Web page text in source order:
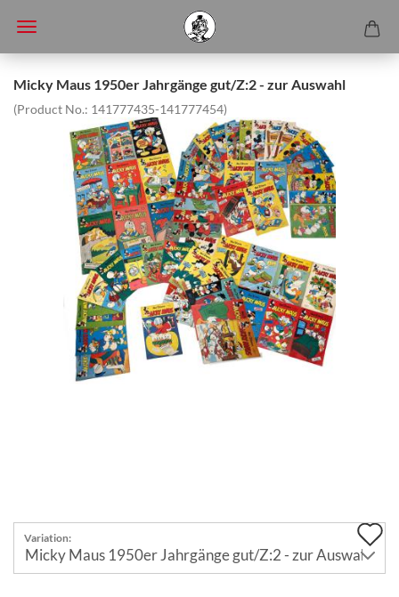
Micky Maus 1950er Jahrgänge gut/Z:2 - zur Auswahl
(Product No.: 141777435-141777454)
Variation: